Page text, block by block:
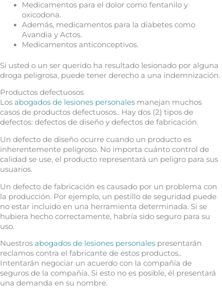
Medicamentos para el dolor como fentanilo y
oxicodona.
Además, medicamentos para la diabetes como
Avandia y Actos.
Medicamentos anticonceptivos.
Si usted o un ser querido ha resultado lesionado por alguna
droga peligrosa, puede tener derecho a una indemnización.
Productos defectuosos
Los abogados de lesiones personales manejan muchos
casos de productos defectuosos.. Hay dos (2) tipos de
defectos: defectos de diseño y defectos de fabricación.
Un defecto de diseño ocurre cuando un producto es
inherentemente peligroso. No importa cuánto control de
calidad se use, el producto representará un peligro para sus
usuarios.
Un defecto de fabricación es causado por un problema con
la producción. Por ejemplo, un pestillo de seguridad puede
no estar incluido en una herramienta determinada. Si se
hubiera hecho correctamente, habría sido seguro para su
uso.
Nuestros abogados de lesiones personales presentarán
reclamos contra el fabricante de estos productos..
Intentarán negociar un acuerdo con la compañía de
seguros de la compañía. Si esto no es posible, él presentará
una demanda en su nombre.